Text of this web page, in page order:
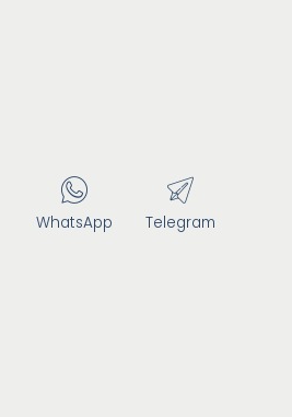
WhatsApp Telegram